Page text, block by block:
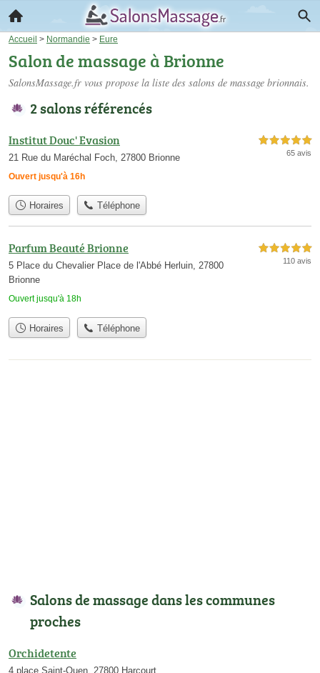
Accueil > Normandie > Eure
Salon de massage à Brionne
SalonsMassage.fr vous propose la liste des salons de massage brionnais.
2 salons référencés
Institut Douc' Evasion
21 Rue du Maréchal Foch, 27800 Brionne
Ouvert jusqu'à 16h
5,0 étoiles sur 5
65 avis
Horaires Téléphone
Parfum Beauté Brionne
5 Place du Chevalier Place de l'Abbé Herluin, 27800
Brionne
Ouvert jusqu'à 18h
5,0 étoiles sur 5
110 avis
Horaires Téléphone
Salons de massage dans les communes
proches
Orchidetente
4 place Saint-Ouen, 27800 Harcourt